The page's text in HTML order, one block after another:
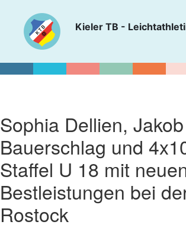
Kieler TB -
Sophia Dellien, Jakob
Bauerschlag und
Staffel U 18 mit
Bestleistungen bei
Rostock